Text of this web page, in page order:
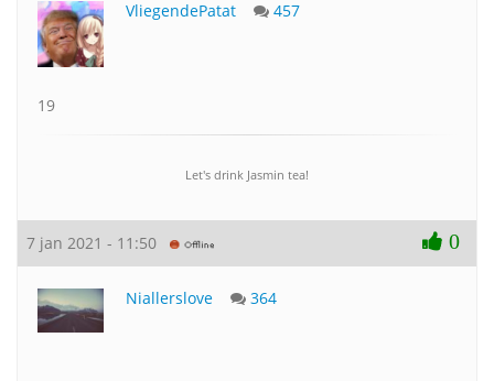
VliegendePatat 457
19
Let's drink Jasmin tea!
7 jan 2021 - 11:50 0
Niallerslove 364